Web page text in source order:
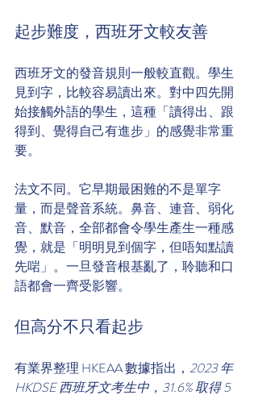
起步難度，西班牙文較友善
西班牙文的發音規則一般較直觀。學生
見到字，比較容易讀出來。對中四先開
始接觸外語的學生，這種「讀得出、跟
得到、覺得自己有進步」的感覺非常重
要。
法文不同。它早期最困難的不是單字
量，而是聲音系統。鼻音、連音、弱化
音、默音，全部都會令學生產生一種感
覺，就是「明明見到個字，但唔知點讀
先啱」。一旦發音根基亂了，聆聽和口
語都會一齊受影響。
但高分不只看起步
有業界整理 HKEAA 數據指出， 2023 年
HKDSE 西班牙文考生中，31.6% 取得 5